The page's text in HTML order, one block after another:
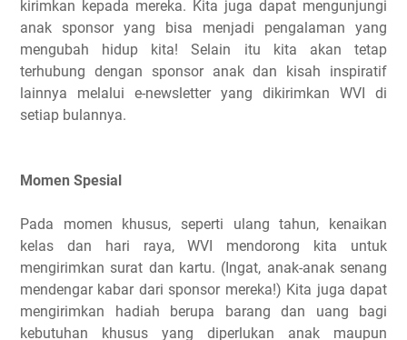
kirimkan kepada mereka. Kita juga dapat mengunjungi
anak sponsor yang bisa menjadi pengalaman yang
mengubah hidup kita! Selain itu kita akan tetap
terhubung dengan sponsor anak dan kisah inspiratif
lainnya melalui e-newsletter yang dikirimkan WVI di
setiap bulannya.
Momen Spesial
Pada momen khusus, seperti ulang tahun, kenaikan
kelas dan hari raya, WVI mendorong kita untuk
mengirimkan surat dan kartu. (Ingat, anak-anak senang
mendengar kabar dari sponsor mereka!) Kita juga dapat
mengirimkan hadiah berupa barang dan uang bagi
kebutuhan khusus yang diperlukan anak maupun